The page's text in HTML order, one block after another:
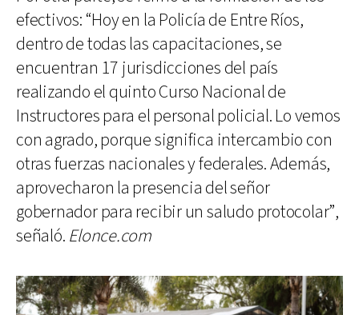
efectivos: “Hoy en la Policía de Entre Ríos,
dentro de todas las capacitaciones, se
encuentran 17 jurisdicciones del país
realizando el quinto Curso Nacional de
Instructores para el personal policial. Lo vemos
con agrado, porque significa intercambio con
otras fuerzas nacionales y federales. Además,
aprovecharon la presencia del señor
gobernador para recibir un saludo protocolar”,
señaló. Elonce.com